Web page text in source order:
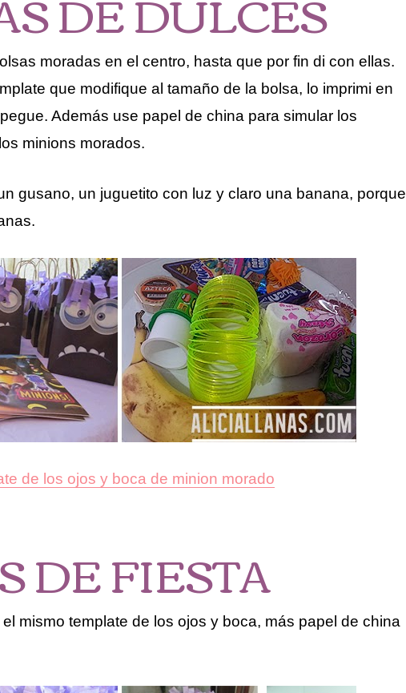
moradas en el centro, hasta que por fin di con ellas.
que modifique al tamaño de la bolsa, lo imprimi en
Además use papel de china para simular los
minions morados.
gusano, un juguetito con luz y claro una banana, porque
de los ojos y boca de minion morado
DE FIESTA
mismo template de los ojos y boca, más papel de china